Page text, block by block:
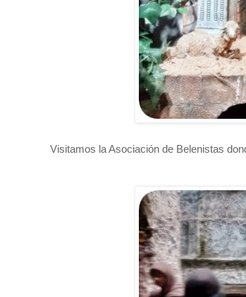
Visitamos la Asociación de Belenistas